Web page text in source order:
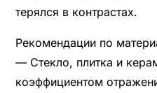
терялся в контрастах.
Рекомендации по
— Стекло, плитка и
коэффициентом